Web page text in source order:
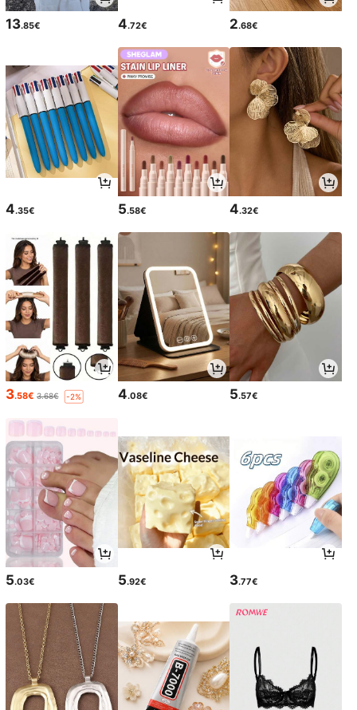
13.85€ 4.72€ 2.68€
4.35€ 5.58€ 4.32€
3.58€ 3.68€ -2% 4.08€ 5.57€
5.03€ 5.92€ 3.77€